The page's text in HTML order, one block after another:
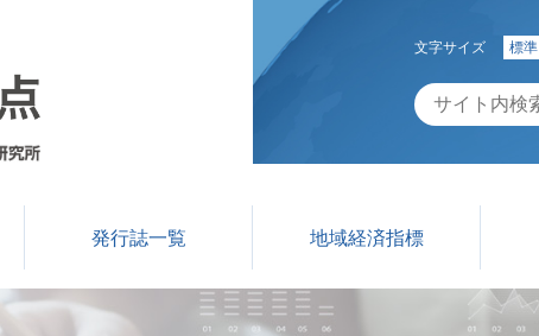
文字サイズ 標準
発行誌一覧 地域経済指標